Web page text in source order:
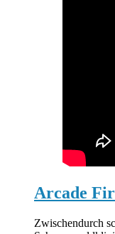
Arcade
Zwischendurch